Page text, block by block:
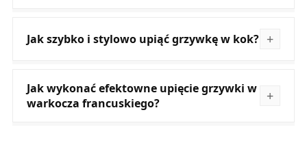
Jak szybko i stylowo upiąć grzywkę w kok?
Jak wykonać efektowne upięcie grzywki w
warkocza francuskiego?